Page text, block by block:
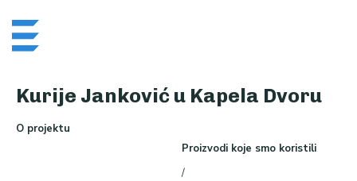
content
Kurije Janković u Kapela Dvoru
O projektu
Proizvodi koje smo koristili
/